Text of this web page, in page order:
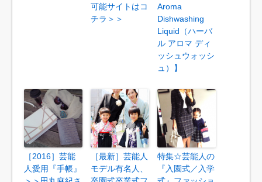
可能サイトはコ
チラ＞＞
Aroma
Dishwashing
Liquid（ハーバ
ル アロマ ディ
ッシュウォッシ
ュ）】
［2016］芸能
人愛用『手帳』
［最新］芸能人
モデル有名人、
特集☆芸能人の
『入園式／入学